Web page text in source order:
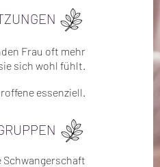
Frau oft mehr
sich wohl fühlt.
essenziell.
Schwangerschaft